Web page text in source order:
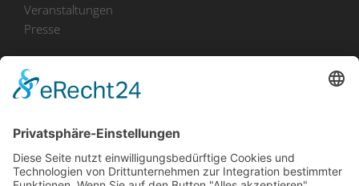
Veranstaltungen
Presse
Bekanntmachungen
Zu uns